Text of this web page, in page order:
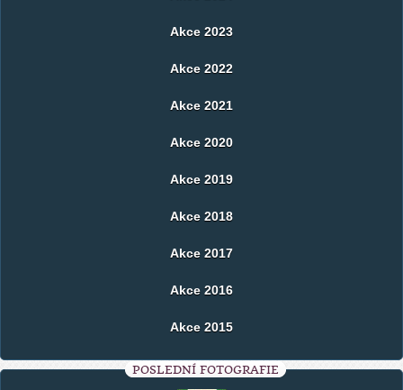
Akce 2023
Akce 2022
Akce 2021
Akce 2020
Akce 2019
Akce 2018
Akce 2017
Akce 2016
Akce 2015
POSLEDNÍ FOTOGRAFIE